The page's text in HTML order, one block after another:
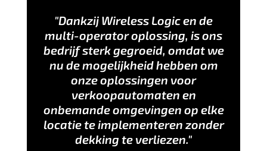
"Dankzij Wireless Logic en de
multi-operator oplossing, is ons
bedrijf sterk gegroeid, omdat we
nu de mogelijkheid hebben om
onze oplossingen voor
verkoopautomaten en
onbemande omgevingen op elke
locatie te implementeren zonder
dekking te verliezen."